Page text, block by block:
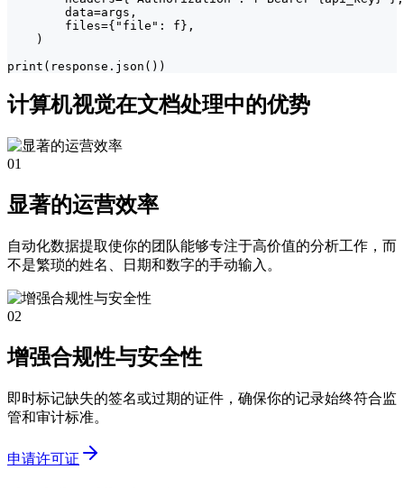
        data=args,
        files={"file": f},
    )
print(response.json())
计算机视觉在文档处理中的优势
01
显著的运营效率
自动化数据提取使你的团队能够专注于高价值的分析工作，而
不是繁琐的姓名、日期和数字的手动输入。
02
增强合规性与安全性
即时标记缺失的签名或过期的证件，确保你的记录始终符合监
管和审计标准。
申请许可证